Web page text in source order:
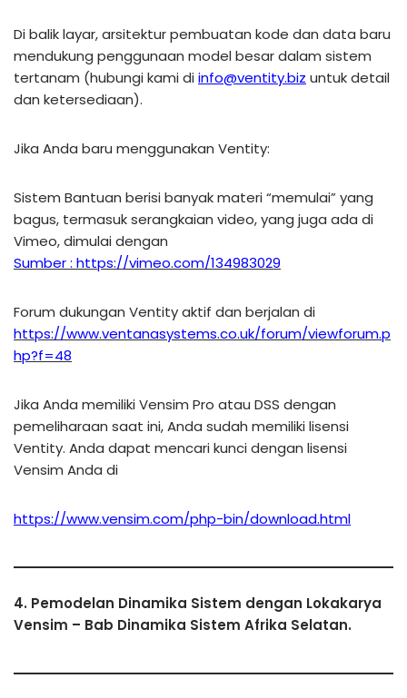
Di balik layar, arsitektur pembuatan kode dan data baru
mendukung penggunaan model besar dalam sistem
tertanam (hubungi kami diinfo@ventity.biz untuk detail
dan ketersediaan).
Jika Anda baru menggunakan Ventity:
Sistem Bantuan berisi banyak materi “memulai” yang
bagus, termasuk serangkaian video, yang juga ada di
Vimeo, dimulai dengan
Sumber : https://vimeo.com/134983029
Forum dukungan Ventity aktif dan berjalan di
https://www.ventanasystems.co.uk/forum/viewforum.p
hp?f=48
Jika Anda memiliki Vensim Pro atau DSS dengan
pemeliharaan saat ini, Anda sudah memiliki lisensi
Ventity. Anda dapat mencari kunci dengan lisensi
Vensim Anda di
https://www.vensim.com/php-bin/download.html
4. Pemodelan Dinamika Sistem dengan Lokakarya
Vensim – Bab Dinamika Sistem Afrika Selatan.